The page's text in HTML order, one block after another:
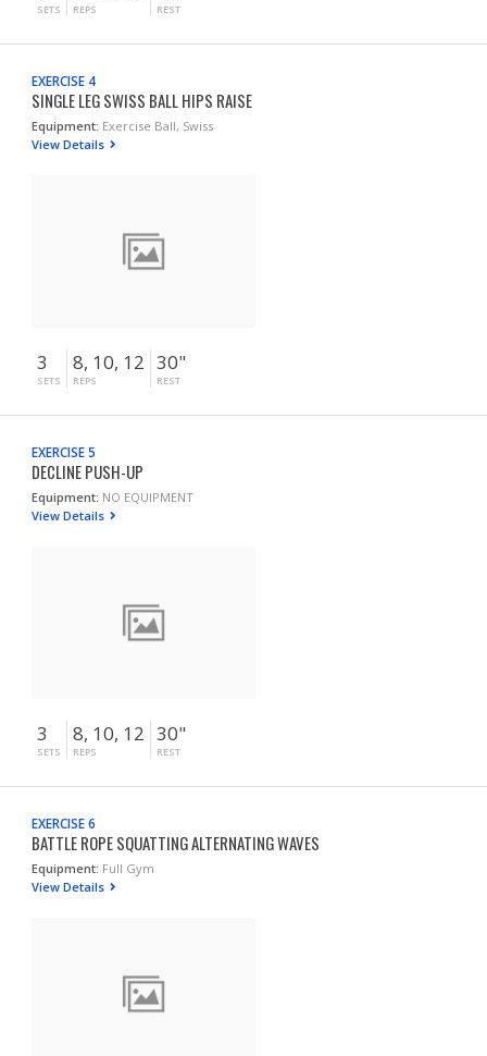
SETS REPS REST
EXERCISE 4
SINGLE LEG SWISS BALL HIPS RAISE
Equipment: Exercise Ball, Swiss
View Details
3
SETS
8, 10, 12
REPS
30"
REST
EXERCISE 5
DECLINE PUSH-UP
Equipment: NO EQUIPMENT
View Details
3
SETS
8, 10, 12
REPS
30"
REST
EXERCISE 6
BATTLE ROPE SQUATTING ALTERNATING WAVES
Equipment: Full Gym
View Details